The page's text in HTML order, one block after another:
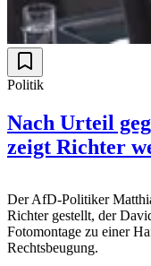
Politik
Nach Urteil
zeigt Richter
Der AfD-Politiker
Richter gestellt, der
Fotomontage zu einer
Rechtsbeugung.